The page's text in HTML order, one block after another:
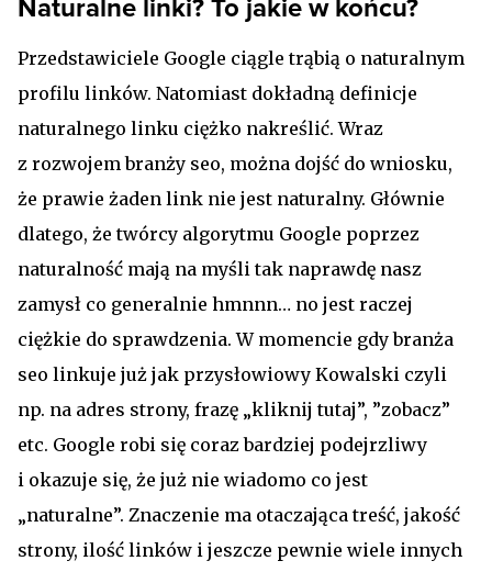
Przedstawiciele Google ciągle trąbią o naturalnym
profilu linków. Natomiast dokładną definicje
naturalnego linku ciężko nakreślić. Wraz
z rozwojem branży seo, można dojść do wniosku,
że prawie żaden link nie jest naturalny. Głównie
dlatego, że twórcy algorytmu Google poprzez
naturalność mają na myśli tak naprawdę nasz
zamysł co generalnie hmnnn… no jest raczej
ciężkie do sprawdzenia. W momencie gdy branża
seo linkuje już jak przysłowiowy Kowalski czyli
np. na adres strony, frazę „kliknij tutaj”, ”zobacz”
etc. Google robi się coraz bardziej podejrzliwy
i okazuje się, że już nie wiadomo co jest
„naturalne”. Znaczenie ma otaczająca treść, jakość
strony, ilość linków i jeszcze pewnie wiele innych